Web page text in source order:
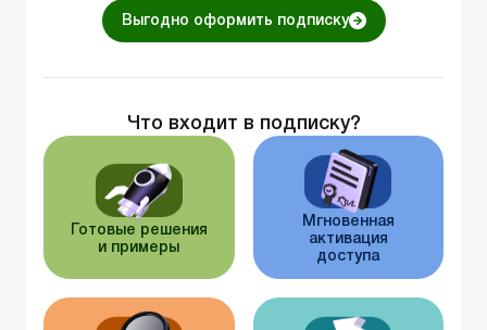
Выгодно оформить подписку
Что входит в подписку?
Готовые решения
и примеры
Мгновенная
активация
доступа